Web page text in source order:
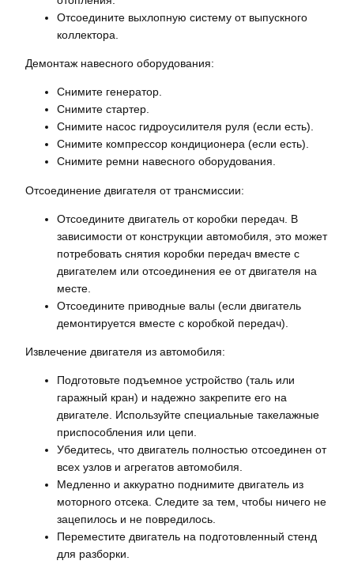
Отсоедините выхлопную систему от выпускного
коллектора.
Демонтаж навесного оборудования:
Снимите генератор.
Снимите стартер.
Снимите насос гидроусилителя руля (если есть).
Снимите компрессор кондиционера (если есть).
Снимите ремни навесного оборудования.
Отсоединение двигателя от трансмиссии:
Отсоедините двигатель от коробки передач. В
зависимости от конструкции автомобиля, это может
потребовать снятия коробки передач вместе с
двигателем или отсоединения ее от двигателя на
месте.
Отсоедините приводные валы (если двигатель
демонтируется вместе с коробкой передач).
Извлечение двигателя из автомобиля:
Подготовьте подъемное устройство (таль или
гаражный кран) и надежно закрепите его на
двигателе. Используйте специальные такелажные
приспособления или цепи.
Убедитесь, что двигатель полностью отсоединен от
всех узлов и агрегатов автомобиля.
Медленно и аккуратно поднимите двигатель из
моторного отсека. Следите за тем, чтобы ничего не
зацепилось и не повредилось.
Переместите двигатель на подготовленный стенд
для разборки.